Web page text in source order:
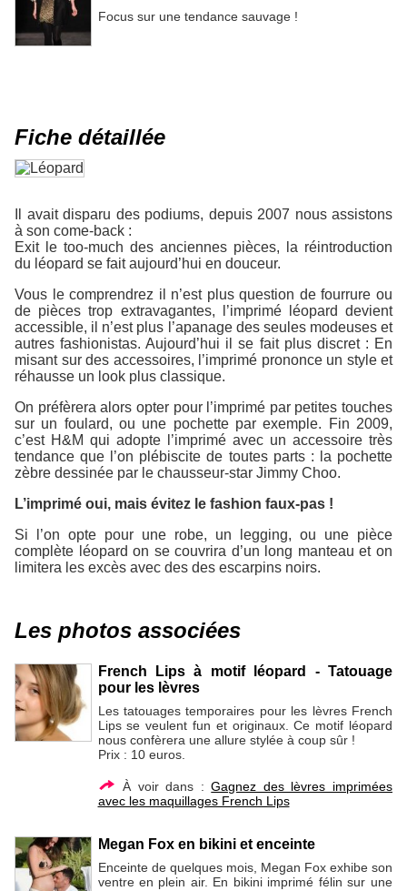
Focus sur une tendance sauvage !
Fiche détaillée
Il avait disparu des podiums, depuis 2007 nous assistons
à son come-back :
Exit le too-much des anciennes pièces, la réintroduction
du léopard se fait aujourd’hui en douceur.
Vous le comprendrez il n’est plus question de fourrure ou
de pièces trop extravagantes, l’imprimé léopard devient
accessible, il n’est plus l’apanage des seules modeuses et
autres fashionistas. Aujourd’hui il se fait plus discret : En
misant sur des accessoires, l’imprimé prononce un style et
réhausse un look plus classique.
On préfèrera alors opter pour l’imprimé par petites touches
sur un foulard, ou une pochette par exemple. Fin 2009,
c’est H&M qui adopte l’imprimé avec un accessoire très
tendance que l’on plébiscite de toutes parts : la pochette
zèbre dessinée par le chausseur-star Jimmy Choo.
L’imprimé oui, mais évitez le fashion faux-pas !
Si l’on opte pour une robe, un legging, ou une pièce
complète léopard on se couvrira d’un long manteau et on
limitera les excès avec des des escarpins noirs.
Les photos associées
French Lips à motif léopard - Tatouage
pour les lèvres
Les tatouages temporaires pour les lèvres French
Lips se veulent fun et originaux. Ce motif léopard
nous confèrera une allure stylée à coup sûr !
Prix : 10 euros.
À voir dans :Gagnez des lèvres imprimées
avec les maquillages French Lips
Megan Fox en bikini et enceinte
Enceinte de quelques mois, Megan Fox exhibe son
ventre en plein air. En bikini imprimé félin sur une